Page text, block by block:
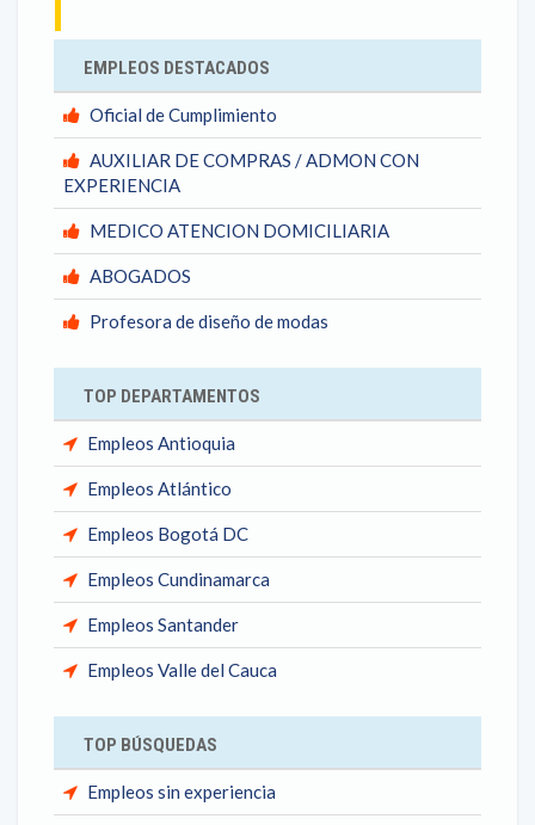
EMPLEOS DESTACADOS
Oficial de Cumplimiento
AUXILIAR DE COMPRAS / ADMON CON
EXPERIENCIA
MEDICO ATENCION DOMICILIARIA
ABOGADOS
Profesora de diseño de modas
TOP DEPARTAMENTOS
Empleos Antioquia
Empleos Atlántico
Empleos Bogotá DC
Empleos Cundinamarca
Empleos Santander
Empleos Valle del Cauca
TOP BÚSQUEDAS
Empleos sin experiencia